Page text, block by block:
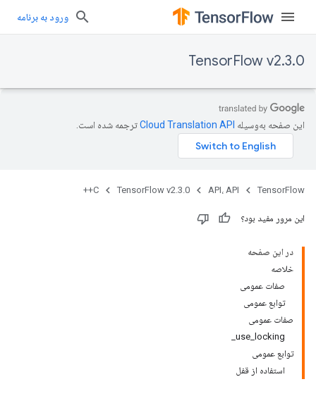
ورود به برنامه
TensorFlow v2.3.0
این صفحه به‌وسیله ترجمه شده است.
TensorFlow API، API TensorFlow v2.3.0
C++
این مرور مفید بود؟
در این صفحه
خلاصه
صفات عمومی
توابع عمومی
صفات عمومی
use_locking_
توابع عمومی
استفاده از قفل